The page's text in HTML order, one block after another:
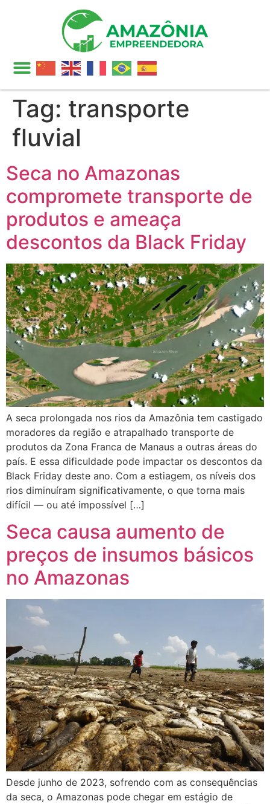
Tag: transporte
fluvial
Seca no Amazonas
compromete transporte de
produtos e ameaça
descontos da Black Friday
A seca prolongada nos rios da Amazônia tem castigado
moradores da região e atrapalhado transporte de
produtos da Zona Franca de Manaus a outras áreas do
país. E essa dificuldade pode impactar os descontos da
Black Friday deste ano. Com a estiagem, os níveis dos
rios diminuíram significativamente, o que torna mais
difícil — ou até impossível […]
Seca causa aumento de
preços de insumos básicos
no Amazonas
Desde junho de 2023, sofrendo com as consequências
da seca, o Amazonas pode chegar em estágio de